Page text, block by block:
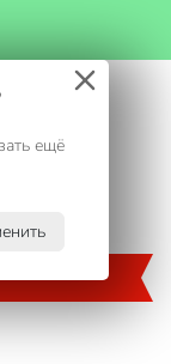
ещё
Корзина
НА ДАЧЕ